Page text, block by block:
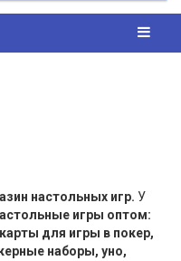
настольных игр. У
игры оптом:
для игры в покер,
наборы, уно,